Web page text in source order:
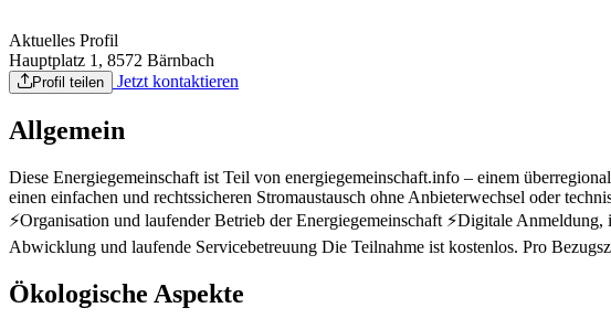
Aktuelles Profil
Hauptplatz 1, 8572 Bärnbach
Profil teilen Jetzt kontaktieren
Allgemein
Diese Energiegemeinschaft ist Teil von energiegemeinschaft.info – einem
einen einfachen und rechtssicheren Stromaustausch ohne Anbieterwechsel oder
⚡Organisation und laufender Betrieb der Energiegemeinschaft ⚡Digitale
Abwicklung und laufende Servicebetreuung Die Teilnahme ist kostenlos. Pro
Ökologische Aspekte